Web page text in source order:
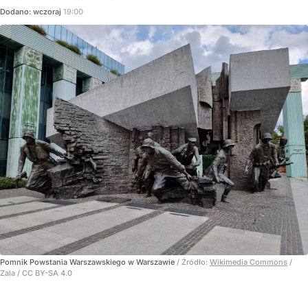
Dodano: wczoraj 19:00
Pomnik Powstania Warszawskiego w Warszawie / Źródło: Wikimedia Commons /
Zala / CC BY-SA 4.0